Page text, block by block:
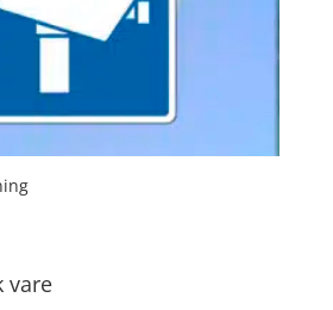
vare